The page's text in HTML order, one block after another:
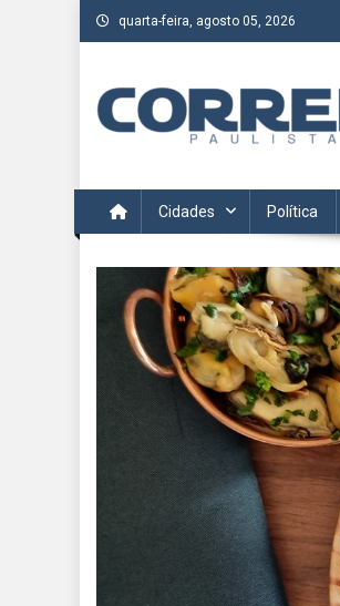
Skip
to
quarta-feira, agosto 05, 2026
Acompanhe as últimas notícias
Cidades Política